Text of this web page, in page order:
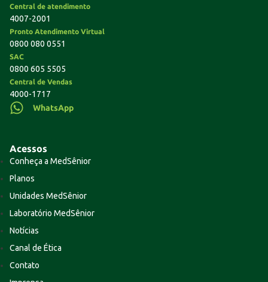
Central de atendimento
4007-2001
Pronto Atendimento Virtual
0800 080 0551
SAC
0800 605 5505
Central de Vendas
4000-1717
WhatsApp
Acessos
Conheça a MedSênior
Planos
Unidades MedSênior
Laboratório MedSênior
Notícias
Canal de Ética
Contato